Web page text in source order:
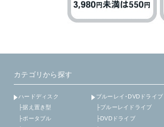
カテゴリから探す
ハードディスク
├据え置き型
├ポータブル
ブルーレイ･DVDドライブ
├ブルーレイドライブ
├DVDドライブ